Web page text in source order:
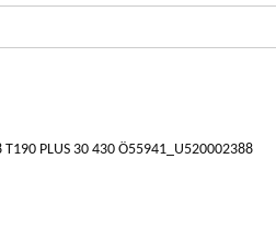
PLUS 30 430 Ö55941_U520002388